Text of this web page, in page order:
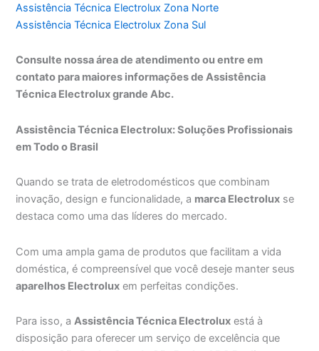
Assistência Técnica Electrolux Zona Norte
Assistência Técnica Electrolux Zona Sul
Consulte nossa área de atendimento ou entre em
contato para maiores informações de Assistência
Técnica Electrolux grande Abc.
Assistência Técnica Electrolux: Soluções Profissionais
em Todo o Brasil
Quando se trata de eletrodomésticos que combinam
inovação, design e funcionalidade, a marca Electrolux se
destaca como uma das líderes do mercado.
Com uma ampla gama de produtos que facilitam a vida
doméstica, é compreensível que você deseje manter seus
aparelhos Electrolux em perfeitas condições.
Para isso, aAssistência Técnica Electrolux está à
disposição para oferecer um serviço de excelência que